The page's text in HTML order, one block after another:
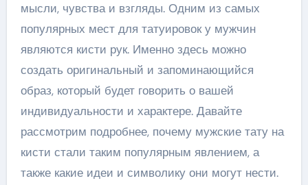
мысли, чувства и взгляды. Одним из самых
популярных мест для татуировок у мужчин
являются кисти рук. Именно здесь можно
создать оригинальный и запоминающийся
образ, который будет говорить о вашей
индивидуальности и характере. Давайте
рассмотрим подробнее, почему мужские тату на
кисти стали таким популярным явлением, а
также какие идеи и символику они могут нести.